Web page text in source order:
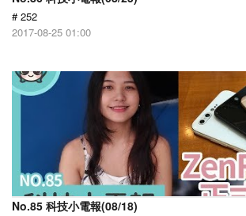
# 252
2017-08-25 01:00
No.85 科技小電報(08/18)